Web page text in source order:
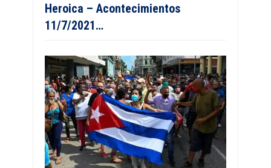
Heroica – Acontecimientos
11/7/2021…